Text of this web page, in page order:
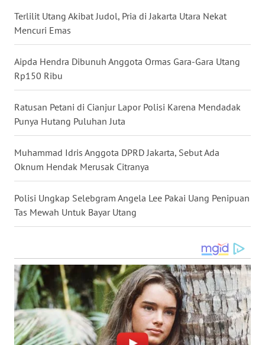
Terlilit Utang Akibat Judol, Pria di Jakarta Utara Nekat
Mencuri Emas
Aipda Hendra Dibunuh Anggota Ormas Gara-Gara Utang
Rp150 Ribu
Ratusan Petani di Cianjur Lapor Polisi Karena Mendadak
Punya Hutang Puluhan Juta
Muhammad Idris Anggota DPRD Jakarta, Sebut Ada
Oknum Hendak Merusak Citranya
Polisi Ungkap Selebgram Angela Lee Pakai Uang Penipuan
Tas Mewah Untuk Bayar Utang
KALBAR
WN
KALTENG
WN
KALTARA
WN
WN
GORONTALO
WN
SULUT